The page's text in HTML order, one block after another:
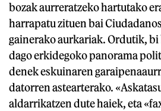
bozak aurreratzeko hartutako
harrapatu zituen bai
gainerako aurkariak. Ordutik,
dago erkidegoko panorama
denek eskuinaren
datorren astearterako.
aldarrikatzen dute haiek, eta